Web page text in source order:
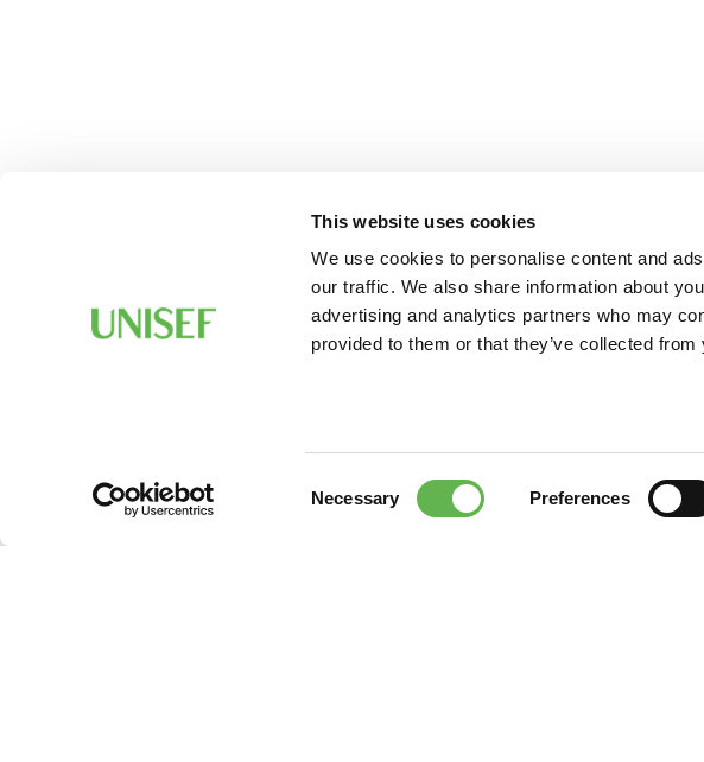
This website uses cookies
We use cookies to personalise content and
our traffic. We also share information about
advertising and analytics partners who may
provided to them or that they’ve collected
Necessary Preferences